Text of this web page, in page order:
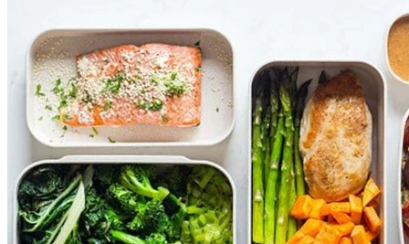
Data System (Quản Trị Dữ Liệu)
Chuyên Viên Lập Trình (Full Stack)
Chuyên Viên Lập Trình Website (Full Stack)
Chuyên Viên Lập Trình Mobile (Full Stack)
Software Testing
Trọn Bộ Công Cụ AI Văn Phòng
Trọn Bộ Công Cụ AI Ứng Dụng Giảng Dạy
Lập Trình Cho Trẻ Em
Tin Học Ứng Dụng
Thiết Kế (Design)
Thiết Kế Đồ Họa Chuyên Nghiệp
Chuyên Viên Thiết Kế Nội Thất
3D Game Art & Design